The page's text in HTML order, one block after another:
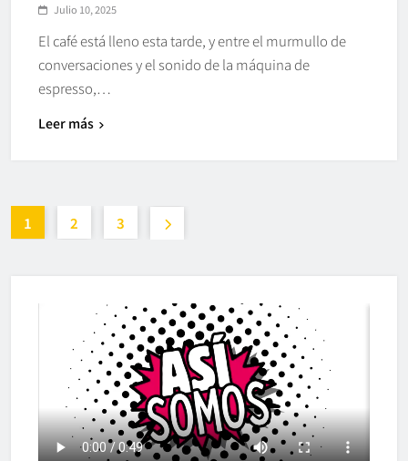
Julio 10, 2025
El café está lleno esta tarde, y entre el murmullo de
conversaciones y el sonido de la máquina de
espresso,…
Leer más
1 2 3